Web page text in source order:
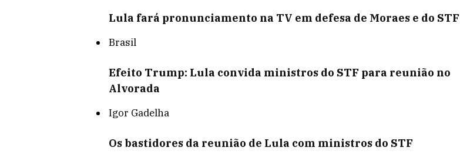
Lula fará pronunciamento na TV em defesa de Moraes e do STF
Brasil
Efeito Trump: Lula convida ministros do STF para reunião no
Alvorada
Igor Gadelha
Os bastidores da reunião de Lula com ministros do STF